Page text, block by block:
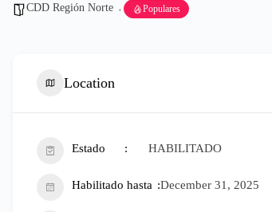
CDD Región Norte Populares
Location
Estado HABILITADO
Habilitado hasta December 31, 2025